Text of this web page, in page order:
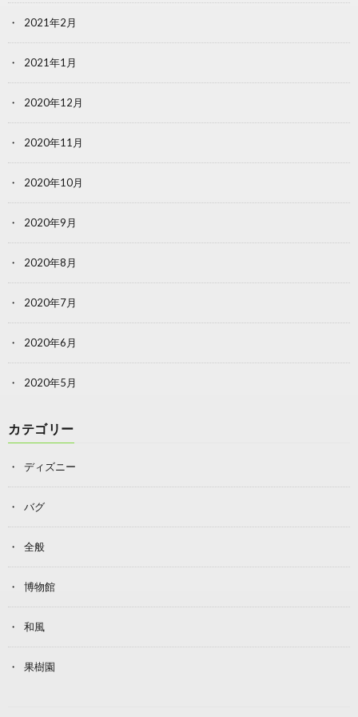
2021年2月
2021年1月
2020年12月
2020年11月
2020年10月
2020年9月
2020年8月
2020年7月
2020年6月
2020年5月
カテゴリー
ディズニー
バグ
全般
博物館
和風
果樹園